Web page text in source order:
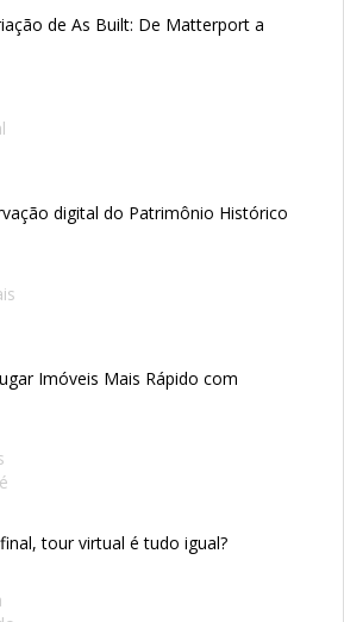
de As Built: De Matterport a
digital do Patrimônio Histórico
Imóveis Mais Rápido com
tour virtual é tudo igual?